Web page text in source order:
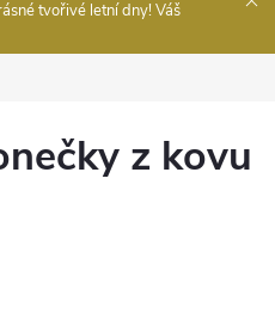
tvořivé letní dny! Váš
z kovu